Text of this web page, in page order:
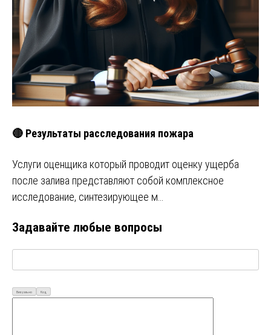
🔴 Результаты расследования пожара
Услуги оценщика который проводит оценку ущерба
после залива представляют собой комплексное
исследование, синтезирующее м…
Задавайте любые вопросы
Визуально Код